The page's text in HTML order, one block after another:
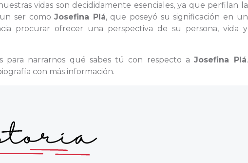
vidas son decididamente esenciales, ya que perfilan la
un ser comoJosefina Plá, que poseyó su significación en un
procurar ofrecer una perspectiva de su persona, vida y
para narrarnos qué sabes tú con respecto aJosefina Plá.
con más información.